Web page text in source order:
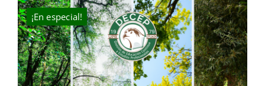
$1,700.00.$1,000.00.
¡En especial!